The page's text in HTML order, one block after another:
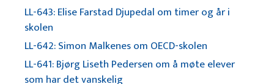
LL-643: Elise Farstad Djupedal om timer og år i
skolen
LL-642: Simon Malkenes om OECD-skolen
LL-641: Bjørg Liseth Pedersen om å møte elever
som har det vanskelig